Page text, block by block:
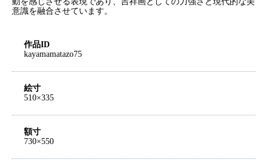
意識を融合させています。
作品ID
kayamamatazo75
絵寸
510×335
額寸
730×550